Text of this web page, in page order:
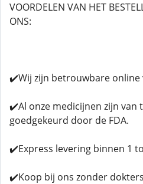
VOORDELEN VAN HET
ONS:
✔️Wij zijn betrouwbare online
✔️Al onze medicijnen zijn van
goedgekeurd door de FDA.
✔️Express levering binnen 1
✔️Koop bij ons zonder